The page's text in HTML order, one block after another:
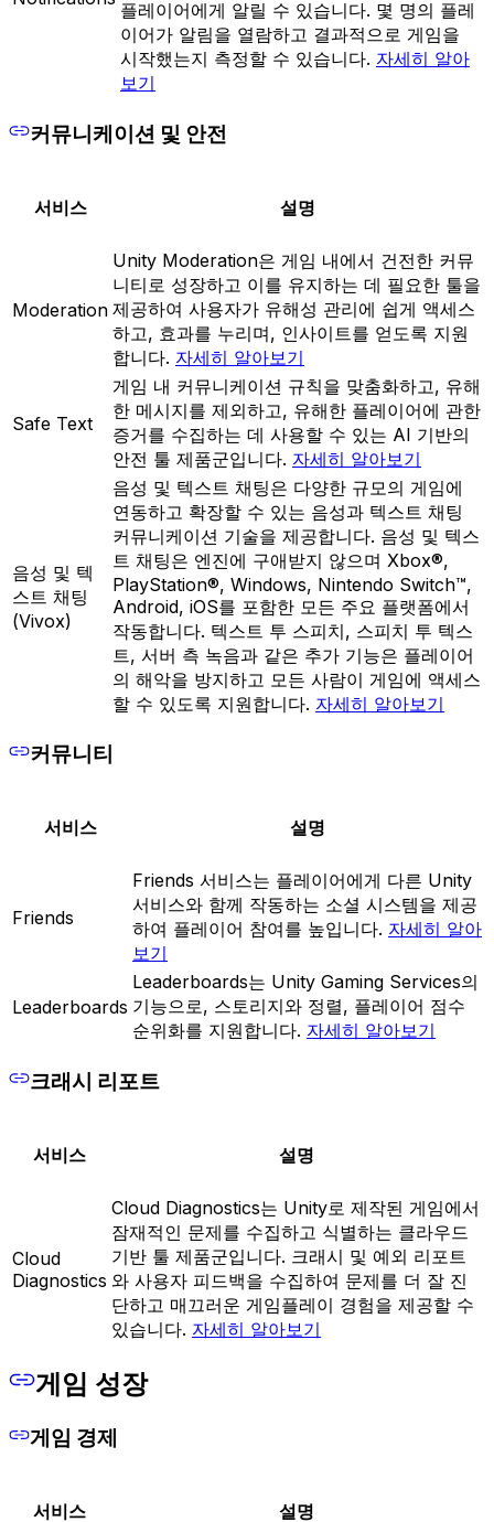
플레이어에게 알릴 수 있습니다. 몇 명의 플레
이어가 알림을 열람하고 결과적으로 게임을
시작했는지 측정할 수 있습니다. 자세히 알아
보기
커뮤니케이션 및 안전
서비스 설명
Moderation
Unity Moderation은 게임 내에서 건전한 커뮤
니티로 성장하고 이를 유지하는 데 필요한 툴을
제공하여 사용자가 유해성 관리에 쉽게 액세스
하고, 효과를 누리며, 인사이트를 얻도록 지원
합니다. 자세히 알아보기
Safe Text
게임 내 커뮤니케이션 규칙을 맞춤화하고, 유해
한 메시지를 제외하고, 유해한 플레이어에 관한
증거를 수집하는 데 사용할 수 있는 AI 기반의
안전 툴 제품군입니다. 자세히 알아보기
음성 및 텍
스트 채팅
(Vivox)
음성 및 텍스트 채팅은 다양한 규모의 게임에
연동하고 확장할 수 있는 음성과 텍스트 채팅
커뮤니케이션 기술을 제공합니다. 음성 및 텍스
트 채팅은 엔진에 구애받지 않으며 Xbox®,
PlayStation®, Windows, Nintendo Switch™,
Android, iOS를 포함한 모든 주요 플랫폼에서
작동합니다. 텍스트 투 스피치, 스피치 투 텍스
트, 서버 측 녹음과 같은 추가 기능은 플레이어
의 해악을 방지하고 모든 사람이 게임에 액세스
할 수 있도록 지원합니다. 자세히 알아보기
커뮤니티
서비스 설명
Friends
Friends 서비스는 플레이어에게 다른 Unity
서비스와 함께 작동하는 소셜 시스템을 제공
하여 플레이어 참여를 높입니다. 자세히 알아
보기
Leaderboards
Leaderboards는 Unity Gaming Services의
기능으로, 스토리지와 정렬, 플레이어 점수
순위화를 지원합니다. 자세히 알아보기
크래시 리포트
서비스 설명
Cloud
Diagnostics
Cloud Diagnostics는 Unity로 제작된 게임에서
잠재적인 문제를 수집하고 식별하는 클라우드
기반 툴 제품군입니다. 크래시 및 예외 리포트
와 사용자 피드백을 수집하여 문제를 더 잘 진
단하고 매끄러운 게임플레이 경험을 제공할 수
있습니다. 자세히 알아보기
게임 성장
게임 경제
서비스 설명